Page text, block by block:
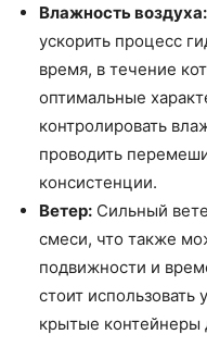
Влажность воздуха:
ускорить процесс
время, в течение
оптимальные
контролировать
проводить
консистенции.
Ветер: Сильный
смеси, что также
подвижности и
стоит
крытые контейнеры